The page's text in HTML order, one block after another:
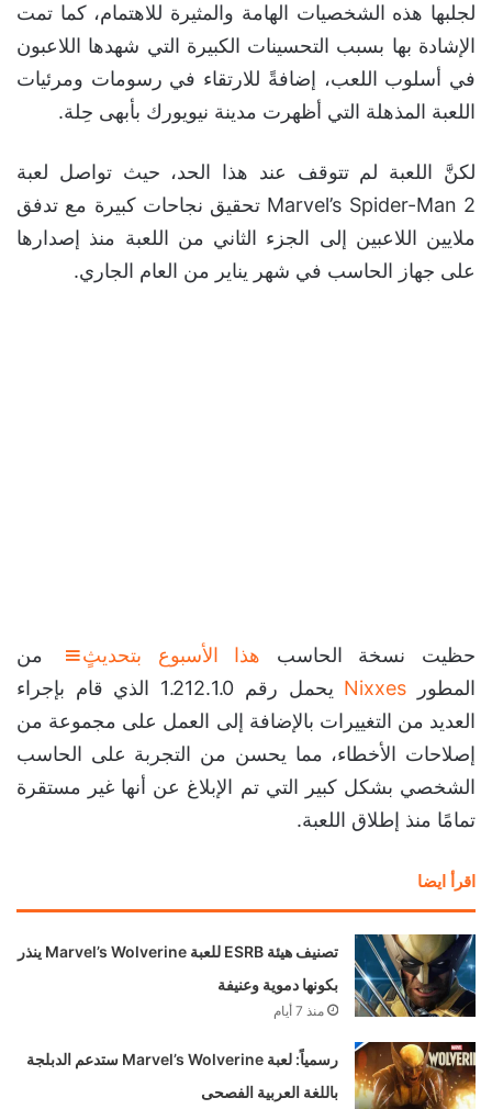
لجلبها هذه الشخصيات الهامة والمثيرة للاهتمام، كما تمت
الإشادة بها بسبب التحسينات الكبيرة التي شهدها اللاعبون
في أسلوب اللعب، إضافةً للارتقاء في رسومات ومرئيات
اللعبة المذهلة التي أظهرت مدينة نيويورك بأبهى حِلة.
لكنَّ اللعبة لم تتوقف عند هذا الحد، حيث تواصل لعبة
Marvel’s Spider-Man 2 تحقيق نجاحات كبيرة مع تدفق
ملايين اللاعبين إلى الجزء الثاني من اللعبة منذ إصدارها
على جهاز الحاسب في شهر يناير من العام الجاري.
حظيت نسخة الحاسب هذا الأسبوع بتحديثٍ
من
المطور Nixxes
يحمل رقم 1.212.1.0 الذي قام بإجراء
العديد من التغييرات بالإضافة إلى العمل على مجموعة من
إصلاحات الأخطاء، مما يحسن من التجربة على الحاسب
الشخصي بشكل كبير التي تم الإبلاغ عن أنها غير مستقرة
تمامًا منذ إطلاق اللعبة.
اقرأ ايضا
تصنيف هيئة ESRB للعبة Marvel’s Wolverine ينذر
بكونها دموية وعنيفة
منذ 7 أيام
رسمياً: لعبة Marvel’s Wolverine ستدعم الدبلجة
باللغة العربية الفصحى